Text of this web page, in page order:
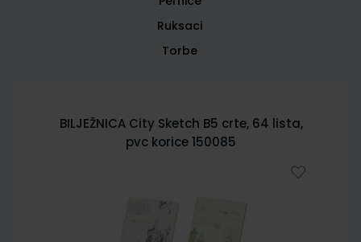
Ruksaci
Torbe
BILJEŽNICA City Sketch B5 crte, 64 lista,
pvc korice 150085